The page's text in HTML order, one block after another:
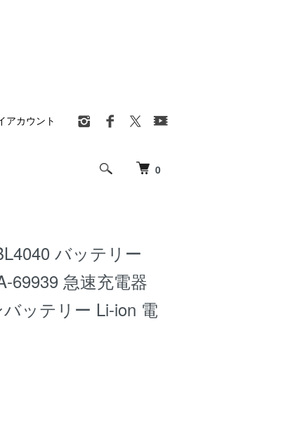
0
アカウント
バッテリー
69939 急速充電器
ッテリー Li-ion 電